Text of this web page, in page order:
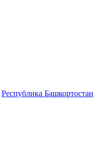
Республика Башкортостан